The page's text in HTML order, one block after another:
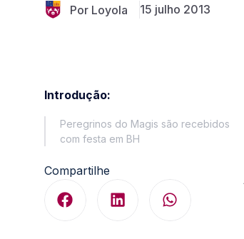
Por Loyola 15 julho 2013
Introdução:
Peregrinos do Magis são recebidos
com festa em BH
Compartilhe